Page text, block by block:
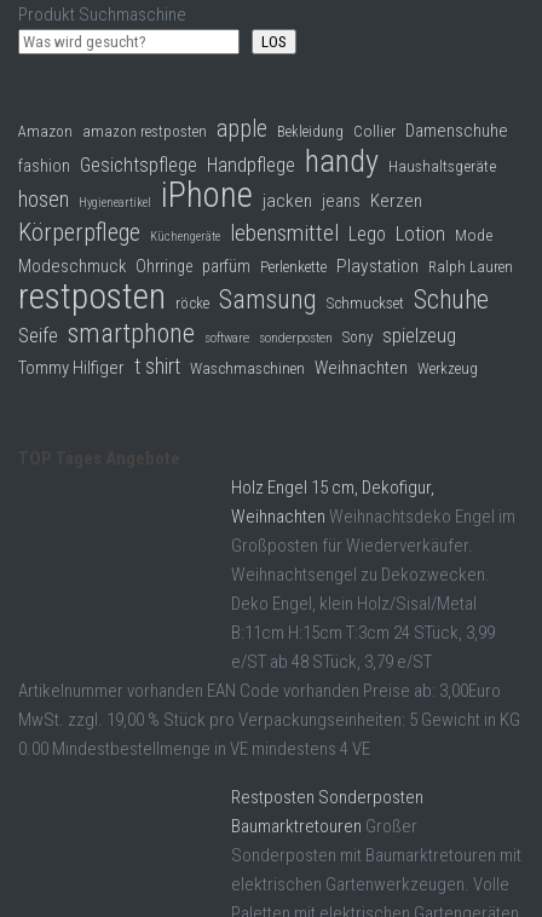
Produkt Suchmaschine
LOS
Amazon amazon restposten apple Bekleidung Collier Damenschuhe
fashion Gesichtspflege Handpflege handy Haushaltsgeräte
hosen Hygieneartikel iPhone jacken jeans Kerzen
Körperpflege Küchengeräte lebensmittel Lego Lotion Mode
Modeschmuck Ohrringe parfüm Perlenkette Playstation Ralph Lauren
restposten röcke Samsung Schmuckset Schuhe
Seife smartphone software sonderposten Sony spielzeug
Tommy Hilfiger t shirt Waschmaschinen Weihnachten Werkzeug
Holz Engel 15 cm, Dekofigur,
Weihnachten Weihnachtsdeko Engel im
Großposten für Wiederverkäufer.
Weihnachtsengel zu Dekozwecken.
Deko Engel, klein Holz/Sisal/Metal
B:11cm H:15cm T:3cm 24 STück, 3,99
e/ST ab 48 STück, 3,79 e/ST
Artikelnummer vorhanden EAN Code vorhanden Preise ab: 3,00Euro
MwSt. zzgl. 19,00 % Stück pro Verpackungseinheiten: 5 Gewicht in KG
0.00 Mindestbestellmenge in VE mindestens 4 VE
Restposten Sonderposten
Baumarktretouren Großer
Sonderposten mit Baumarktretouren mit
elektrischen Gartenwerkzeugen. Volle